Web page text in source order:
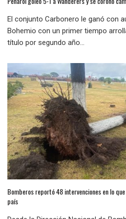
El conjunto Carbonero le ganó con
Bohemio con un primer tiempo
título por segundo año...
Bomberos reportó 48 intervenciones en lo
país